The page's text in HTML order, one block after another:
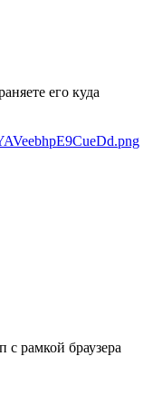
его куда
рамкой браузера